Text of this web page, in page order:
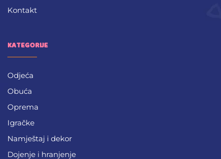
Kontakt
KATEGORIJE
Odjeća
Obuća
Oprema
Igračke
Namještaj i dekor
Dojenje i hranjenje